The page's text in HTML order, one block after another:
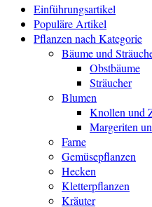
Einführungsartikel
Populäre Artikel
Pflanzen nach Kategorie
Bäume und
Obstbäume
Sträucher
Blumen
Knollen und
Margeriten
Farne
Gemüsepflanzen
Hecken
Kletterpflanzen
Kräuter